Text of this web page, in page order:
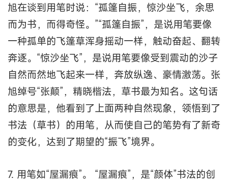
旭在谈到用笔时说：“孤篷自振，惊沙坐飞，余思
而为书，而得奇怪。”“孤篷自振”，是说用笔要像
一种孤单的飞篷草浑身摇动一样，触动奋起、翻转
奔逐。“惊沙坐飞”，是说用笔要像受到震动的沙子
自然而然地飞起来一样，奔放纵逸、豪情激荡。张
旭绰号“张颠”，精晓楷法，草书最为知名。这句话
的意思是，他看到了上面两种自然现象，领悟到了
书法（草书）的用笔，从而使自己的笔势有了新奇
的变化，达到了期望的“振飞”境界。
7. 用笔如“屋漏痕”。 “屋漏痕”，是“颜体”书法的创